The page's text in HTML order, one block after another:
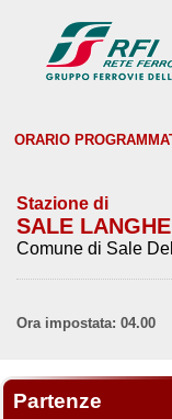
ORARIO
Stazione di
SALE LANGHE
Comune di Sale
Ora impostata: 04.00
Partenze